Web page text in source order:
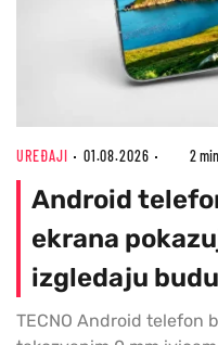
UREĐAJI 01.08.2026 2 min
Android
ekrana
izgledaju
TECNO Android telefon